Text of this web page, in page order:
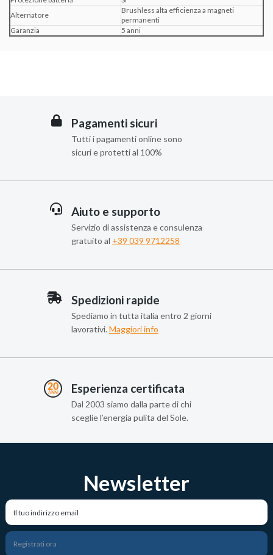
Alternatore
Brushless alta efficienza a magneti
permanenti
Garanzia
5 anni
Pagamenti sicuri
Tutti i pagamenti online sono
sicuri e protetti al 100%
Aiuto e supporto
Servizio di assistenza e consulenza
gratuito al +39 039 9712258
Spedizioni rapide
Spediamo in tutta italia entro 2 giorni
lavorativi. Maggiori info
Esperienza certificata
Dal 2003 siamo dalla parte di chi
sceglie l’energia pulita del Sole.
Newsletter
Registrati ora